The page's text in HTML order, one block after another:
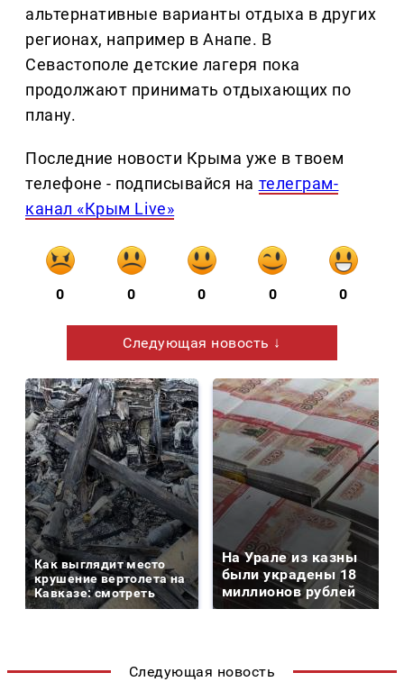
альтернативные варианты отдыха в других
регионах, например в Анапе. В
Севастополе детские лагеря пока
продолжают принимать отдыхающих по
плану.
Последние новости Крыма уже в твоем
телефоне - подписывайся на телеграм-
канал «Крым Live»
0 0 0 0 0
Следующая новость ↓
Как выглядит место
крушение вертолета на
Кавказе: смотреть
На Урале из казны
были украдены 18
миллионов рублей
Следующая новость